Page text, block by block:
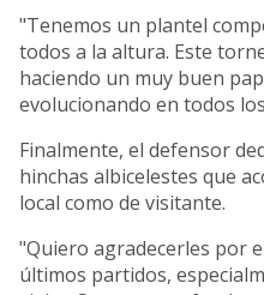
"Tenemos un plantel
todos a la altura. Este
haciendo un muy buen
evolucionando en todos
Finalmente, el defensor
hinchas albicelestes que
local como de visitante.
"Quiero agradecerles por
últimos partidos,